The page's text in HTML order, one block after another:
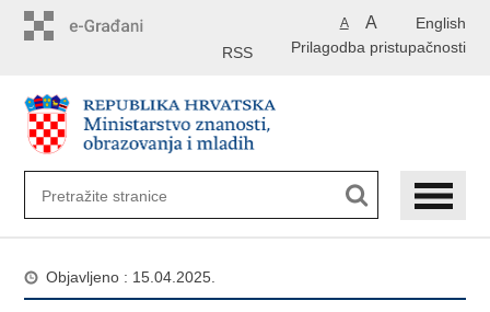
English
A A
Prilagodba pristupačnosti
RSS
Objavljeno : 15.04.2025.